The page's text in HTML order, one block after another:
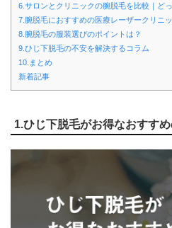
6.サロンとクリニックの腕脱毛を比較｜ど
7.腕脱毛におすすめの医療レーザークリニ
8.腕脱毛の服装選びのポイントは？
9.ひじ下脱毛の不安を解決するコラム
10.まとめ
新着記事
1.ひじ下脱毛がお得なおすす